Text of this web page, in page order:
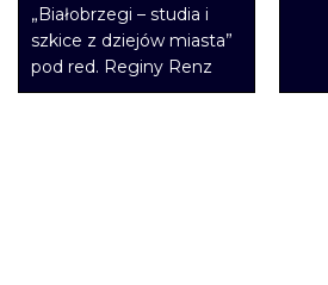
„Białobrzegi – studia i
szkice z dziejów miasta”
pod red. Reginy Renz